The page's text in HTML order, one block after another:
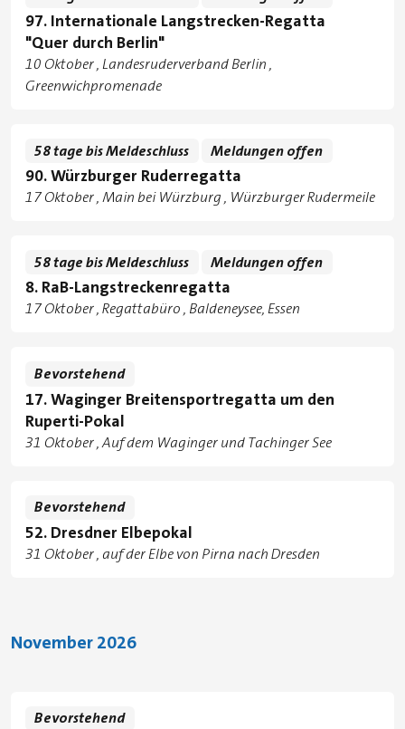
97. Internationale Langstrecken-Regatta
"Quer durch Berlin"
Tage
10 Oktober
Standorte
Landesruderverband Berlin,
Greenwichpromenade
90. Würzburger Ruderregatta
Tage
17 Oktober Main bei Würzburg, Würzburger Rudermeile
58 tage bis Meldeschluss Meldungen offen
8. RaB-Langstreckenregatta
Tage
17 Oktober Regattabüro, Baldeneysee, Essen
58 tage bis Meldeschluss Meldungen offen
17. Waginger Breitensportregatta um den
Ruperti-Pokal
Tage
31 Oktober Auf dem Waginger und Tachinger See
Bevorstehend
52. Dresdner Elbepokal
Tage
31 Oktober auf der Elbe von Pirna nach Dresden
Bevorstehend
November 2026
Bevorstehend